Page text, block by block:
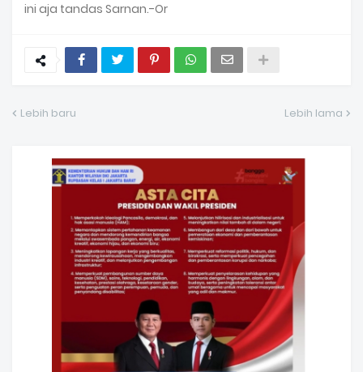
ini aja tandas Sarnan.-Or
Lebih baru Lebih lama